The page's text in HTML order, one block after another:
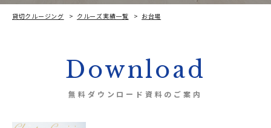
貸切クルージング クルーズ実績一覧 お台場
Download
無料ダウンロード資料のご案内